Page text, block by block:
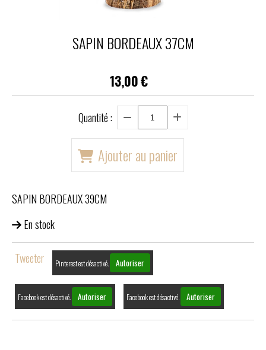
SAPIN BORDEAUX 37CM
13,00€
Quantité :
Ajouter au panier
SAPIN BORDEAUX 39CM
En stock
Tweeter Pinterest est désactivé. Autoriser
Facebook est désactivé. Autoriser Facebook est désactivé. Autoriser